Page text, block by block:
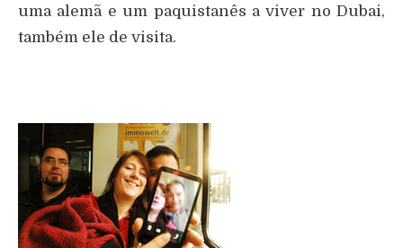
uma alemã e um paquistanês a viver no Dubai,
também ele de visita.